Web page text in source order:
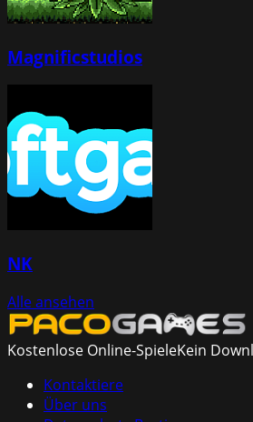
Magnificstudios
NK
Alle ansehen
Kostenlose Online-SpieleKein
Kontaktiere
Über uns